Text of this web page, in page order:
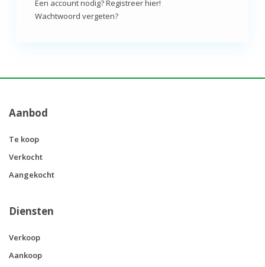
Een account nodig? Registreer hier!
Wachtwoord vergeten?
Aanbod
Te koop
Verkocht
Aangekocht
Diensten
Verkoop
Aankoop